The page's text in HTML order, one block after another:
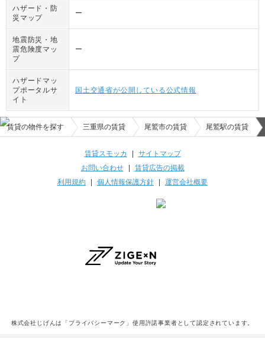
ハザード・防
災マップ
ー
地震防災・地
震危険度マッ
プ
ー
ハザードマッ
プポータルサ
イト
国土交通省が公開している公式情報
賃貸の物件を探す 三重県の賃貸 尾鷲市の賃貸 尾鷲駅の賃貸
賃貸スモッカ
サイトマップ
お問い合わせ| 賃貸広告の掲載
利用規約
個人情報保護方針 運営会社概要
株式会社じげんは「プライバシーマーク」使用許諾事業者として認定されています。